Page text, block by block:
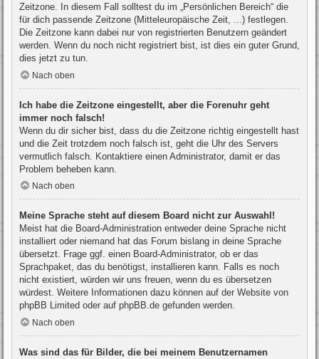
Zeitzone. In diesem Fall solltest du im „Persönlichen Bereich“ die
für dich passende Zeitzone (Mitteleuropäische Zeit, ...) festlegen.
Die Zeitzone kann dabei nur von registrierten Benutzern geändert
werden. Wenn du noch nicht registriert bist, ist dies ein guter Grund,
dies jetzt zu tun.
Nach oben
Ich habe die Zeitzone eingestellt, aber die Forenuhr geht
immer noch falsch!
Wenn du dir sicher bist, dass du die Zeitzone richtig eingestellt hast
und die Zeit trotzdem noch falsch ist, geht die Uhr des Servers
vermutlich falsch. Kontaktiere einen Administrator, damit er das
Problem beheben kann.
Nach oben
Meine Sprache steht auf diesem Board nicht zur Auswahl!
Meist hat die Board-Administration entweder deine Sprache nicht
installiert oder niemand hat das Forum bislang in deine Sprache
übersetzt. Frage ggf. einen Board-Administrator, ob er das
Sprachpaket, das du benötigst, installieren kann. Falls es noch
nicht existiert, würden wir uns freuen, wenn du es übersetzen
würdest. Weitere Informationen dazu können auf der Website von
phpBB Limited oder auf phpBB.de gefunden werden.
Nach oben
Was sind das für Bilder, die bei meinem Benutzernamen